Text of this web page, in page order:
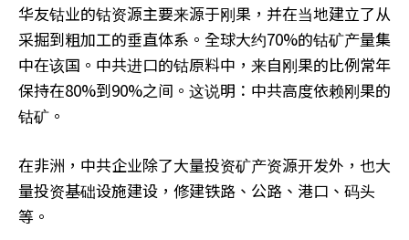
华友钴业的钴资源主要来源于刚果，并在当地建立了从
采掘到粗加工的垂直体系。全球大约70%的钴矿产量集
中在该国。中共进口的钴原料中，来自刚果的比例常年
保持在80%到90%之间。这说明：中共高度依赖刚果的
钴矿。
在非洲，中共企业除了大量投资矿产资源开发外，也大
量投资基础设施建设，修建铁路、公路、港口、码头
等。